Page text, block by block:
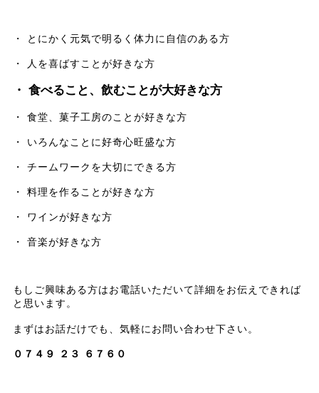
・ とにかく元気で明るく体力に自信のある方
・ 人を喜ばすことが好きな方
・ 食べること、飲むことが大好きな方
・ 食堂、菓子工房のことが好きな方
・ いろんなことに好奇心旺盛な方
・ チームワークを大切にできる方
・ 料理を作ることが好きな方
・ ワインが好きな方
・ 音楽が好きな方
もしご興味ある方はお電話いただいて詳細をお伝えできれば
と思います。
まずはお話だけでも、気軽にお問い合わせ下さい。
０７４９ ２３ ６７６０